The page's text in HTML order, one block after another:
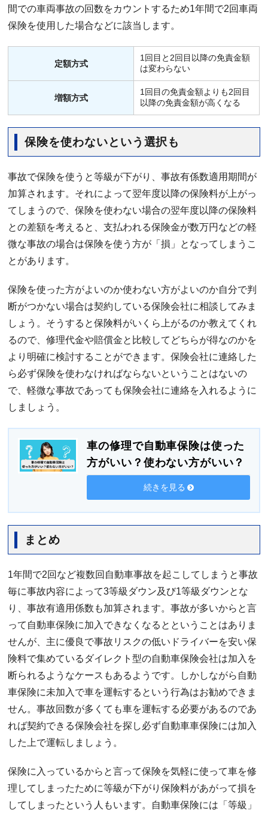
間での車両事故の回数をカウントするため1年間で2回車両
保険を使用した場合などに該当します。
定額方式
1回目と2回目以降の免責金額
は変わらない
増額方式
1回目の免責金額よりも2回目
以降の免責金額が高くなる
保険を使わないという選択も
事故で保険を使うと等級が下がり、事故有係数適用期間が
加算されます。それによって翌年度以降の保険料が上がっ
てしまうので、保険を使わない場合の翌年度以降の保険料
との差額を考えると、支払われる保険金が数万円などの軽
微な事故の場合は保険を使う方が「損」となってしまうこ
とがあります。
保険を使った方がよいのか使わない方がよいのか自分で判
断がつかない場合は契約している保険会社に相談してみま
しょう。そうすると保険料がいくら上がるのか教えてくれ
るので、修理代金や賠償金と比較してどちらが得なのかを
より明確に検討することができます。保険会社に連絡した
ら必ず保険を使わなければならないということはないの
で、軽微な事故であっても保険会社に連絡を入れるように
しましょう。
車の修理で自動車保険は使った
方がいい？使わない方がいい？
続きを見る
まとめ
1年間で2回など複数回自動車事故を起こしてしまうと事故
毎に事故内容によって3等級ダウン及び1等級ダウンとな
り、事故有適用係数も加算されます。事故が多いからと言
って自動車保険に加入できなくなるとということはありま
せんが、主に優良で事故リスクの低いドライバーを安い保
険料で集めているダイレクト型の自動車保険会社は加入を
断られるようなケースもあるようです。しかしながら自動
車保険に未加入で車を運転するという行為はお勧めできま
せん。事故回数が多くても車を運転する必要があるのであ
れば契約できる保険会社を探し必ず自動車車保険には加入
した上で運転しましょう。
保険に入っているからと言って保険を気軽に使って車を修
理してしまったために等級が下がり保険料があがって損を
してしまったという人もいます。自動車保険には「等級」